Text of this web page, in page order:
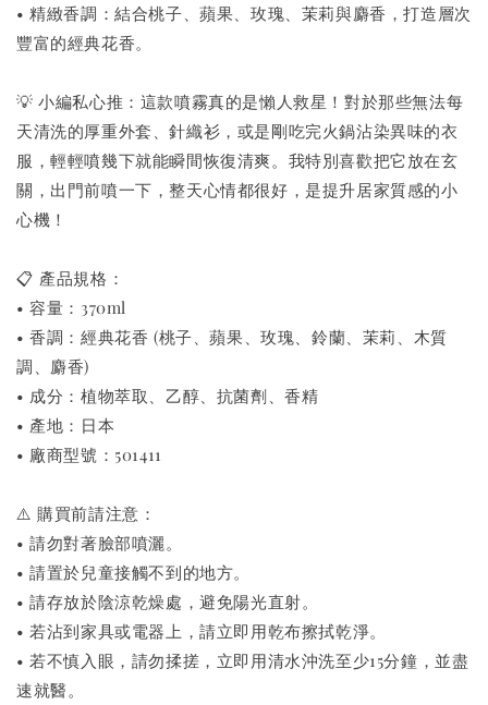
• 精緻香調：結合桃子、蘋果、玫瑰、茉莉與麝香，打造層次
豐富的經典花香。
💡 小編私心推：這款噴霧真的是懶人救星！對於那些無法每
天清洗的厚重外套、針織衫，或是剛吃完火鍋沾染異味的衣
服，輕輕噴幾下就能瞬間恢復清爽。我特別喜歡把它放在玄
關，出門前噴一下，整天心情都很好，是提升居家質感的小
心機！
📋 產品規格：
• 容量：370ml
• 香調：經典花香 (桃子、蘋果、玫瑰、鈴蘭、茉莉、木質
調、麝香)
• 成分：植物萃取、乙醇、抗菌劑、香精
• 產地：日本
• 廠商型號：501411
⚠️ 購買前請注意：
• 請勿對著臉部噴灑。
• 請置於兒童接觸不到的地方。
• 請存放於陰涼乾燥處，避免陽光直射。
• 若沾到家具或電器上，請立即用乾布擦拭乾淨。
• 若不慎入眼，請勿揉搓，立即用清水沖洗至少15分鐘，並盡
速就醫。